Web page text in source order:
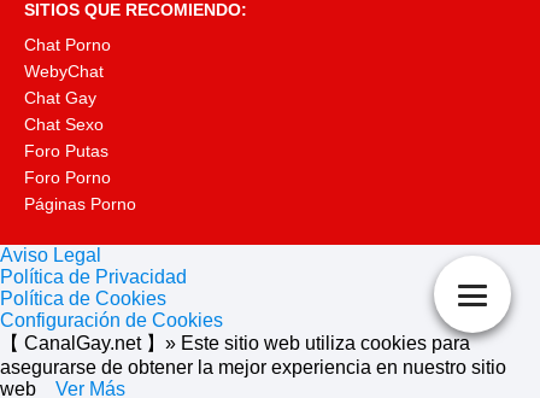
SITIOS QUE RECOMIENDO:
Chat Porno
WebyChat
Chat Gay
Chat Sexo
Foro Putas
Foro Porno
Páginas Porno
Aviso Legal
Política de Privacidad
Política de Cookies
Configuración de Cookies
【 CanalGay.net 】» Este sitio web utiliza cookies para
asegurarse de obtener la mejor experiencia en nuestro sitio
web Ver Más